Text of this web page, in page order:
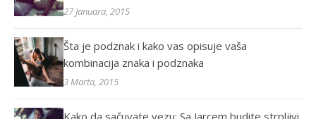
27 Januara, 2015
Šta je podznak i kako vas opisuje vaša
kombinacija znaka i podznaka
3 Marta, 2015
Kako da sačuvate vezu: Sa Jarcem budite strpljivi,